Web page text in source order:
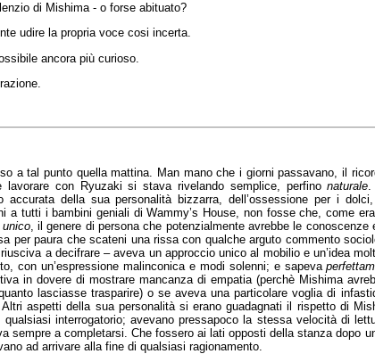
di Mishima - o forse abituato?
udire la propria voce cosi incerta.
ancora più curioso.
a tal punto quella mattina. Man mano che i giorni passavano, il
lavorare con Ryuzaki si stava rivelando semplice, perfinonaturale
accurata della sua personalità bizzarra, dell’ossessione per i
a tutti i bambini geniali di Wammy’s House, non fosse che, come
unico, il genere di persona che potenzialmente avrebbe le
per paura che scateni una rissa con qualche arguto commento
a decifrare – aveva un approccio unico al mobilio e un’idea
con un’espressione malinconica e modi solenni; e sapeva
in dovere di mostrare mancanza di empatia (perchè Mishima
lasciasse trasparire) o se aveva una particolare voglia di
aspetti della sua personalità si erano guadagnati il rispetto di
qualsiasi interrogatorio; avevano pressapoco la stessa velocità di
sempre a completarsi. Che fossero ai lati opposti della stanza dopo
ad arrivare alla fine di qualsiasi ragionamento.